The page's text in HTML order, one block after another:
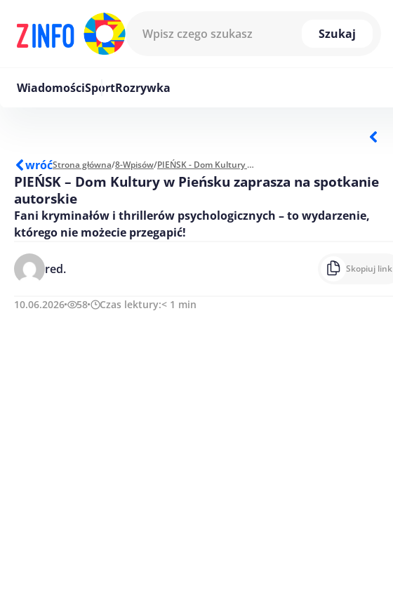
Szukaj
WiadomościSportRozrywka
wróćStrona główna/8-Wpisów/ PIEŃSK - Dom Kultury w Pieńsku zaprasza na spotkanie autorskie
PIEŃSK – Dom Kultury w Pieńsku zaprasza na spotkanie
autorskie
Fani kryminałów i thrillerów psychologicznych – to wydarzenie,
którego nie możecie przegapić!
red. Skopiuj link
10.06.2026 58 Czas lektury:< 1 min